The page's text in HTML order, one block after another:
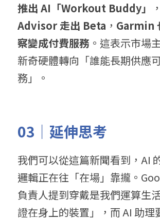
推出 AI「Workout Buddy」
，
Advisor 走出 Beta ， Garmin
察變成付費服務 。這表示市場
新奇硬體轉向「誰能長期供應
務」。
03｜延伸思考
我們可以從這篇新聞看到，AI
邏輯正在往「在場」靠攏。
負責人提到穿戴是我們運算生
證在身上的裝置」，而 AI 助理